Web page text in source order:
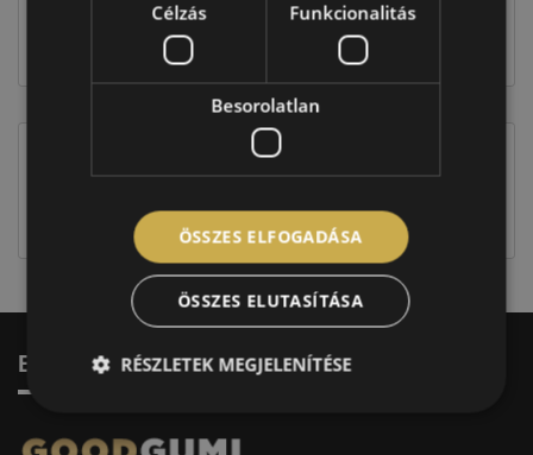
címkével ellátott abroncs kerül kiszállításra.
Elérhetőség
Célzás Funkcionalitás
Besorolatlan
ÖSSZES ELFOGADÁSA
ÖSSZES ELUTASÍTÁSA
RÉSZLETEK MEGJELENÍTÉSE